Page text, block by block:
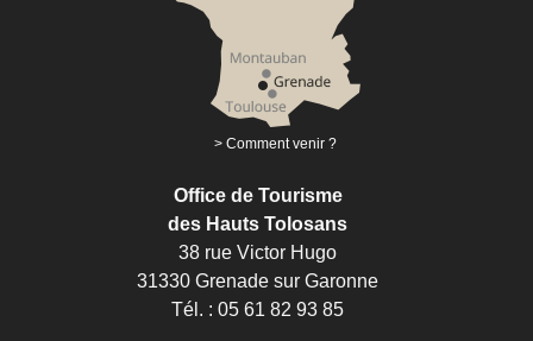
Comment venir ?
Office de Tourisme
des Hauts Tolosans
38 rue Victor Hugo
31330 Grenade sur Garonne
Tél. : 05 61 82 93 85